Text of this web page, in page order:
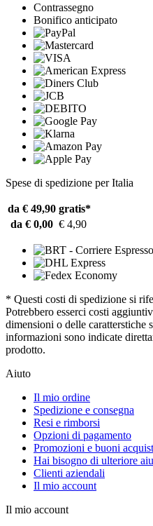
Contrassegno
Bonifico anticipato
Spese di spedizione per Italia
da € 49,90 gratis*
da € 0,00 € 4,90
* Questi costi di spedizione si
Potrebbero esserci costi
dimensioni o delle caratterstiche
informazioni sono indicate
prodotto.
Aiuto
Il mio ordine
Spedizione e consegna
Resi e rimborsi
Opzioni di pagamento
Promozioni e buoni
Hai bisogno di ulteriore
Clienti aziendali
Il mio account
Il mio account